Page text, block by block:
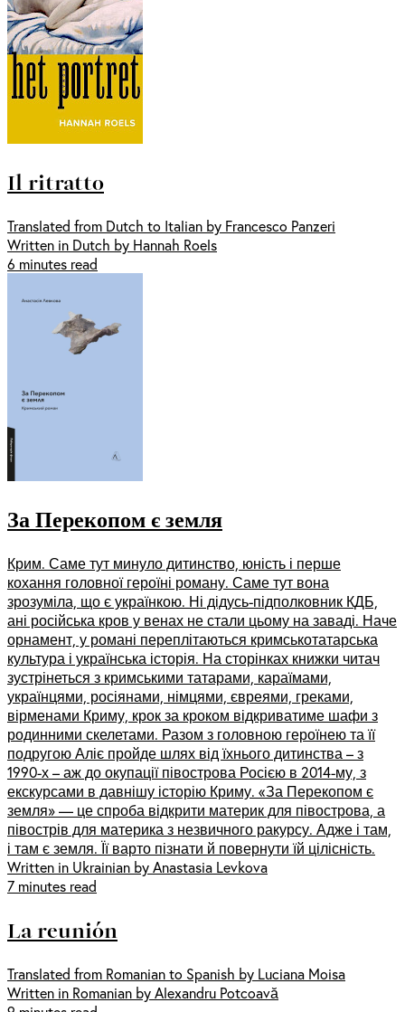
Il ritratto
Translated from Dutch to Italian by Francesco Panzeri
Written in Dutch by Hannah Roels
6 minutes read
За Перекопом є земля
Крим. Саме тут минуло дитинство, юність і перше
кохання головної героїні роману. Саме тут вона
зрозуміла, що є українкою. Ні дідусь-підполковник КДБ,
ані російська кров у венах не стали цьому на заваді. Наче
орнамент, у романі переплітаються кримськотатарська
культура і українська історія. На сторінках книжки читач
зустрінеться з кримськими татарами, караїмами,
українцями, росіянами, німцями, євреями, греками,
вірменами Криму, крок за кроком відкриватиме шафи з
родинними скелетами. Разом з головною героїнею та її
подругою Аліє пройде шлях від їхнього дитинства – з
1990-х – аж до окупації півострова Росією в 2014-му, з
екскурсами в давнішу історію Криму. «За Перекопом є
земля» — це спроба відкрити материк для півострова, а
півострів для материка з незвичного ракурсу. Адже і там,
і там є земля. Її варто пізнати й повернути їй цілісність.
Written in Ukrainian by Anastasia Levkova
7 minutes read
La reunión
Translated from Romanian to Spanish by Luciana Moisa
Written in Romanian by Alexandru Potcoavă